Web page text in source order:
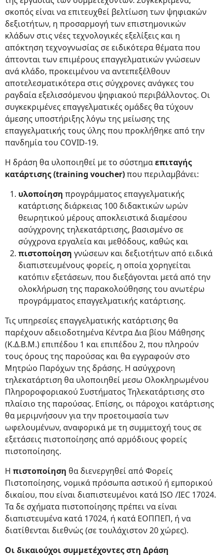
σκοπός είναι να επιτευχθεί βελτίωση των ψηφιακών
δεξιοτήτων, η προσαρμογή των επιστημονικών
κλάδων στις νέες τεχνολογικές εξελίξεις και η
απόκτηση τεχνογνωσίας σε ειδικότερα θέματα που
άπτονται των επιμέρους επαγγελματικών γνώσεων
ανά κλάδο, προκειμένου να αντεπεξέλθουν
αποτελεσματικότερα στις σύγχρονες ανάγκες του
ραγδαία εξελισσόμενου ψηφιακού περιβάλλοντος. Οι
συγκεκριμένες επαγγελματικές ομάδες θα τύχουν
άμεσης υποστήριξης λόγω της μείωσης της
επαγγελματικής τους ύλης που προκλήθηκε από την
πανδημία του COVID-19.
Η δράση θα υλοποιηθεί με το σύστημαεπιταγής
κατάρτισης (training voucher)που περιλαμβάνει:
υλοποίηση προγράμματος επαγγελματικής
κατάρτισης διάρκειας 100 διδακτικών ωρών
θεωρητικού μέρους αποκλειστικά διαμέσου
ασύγχρονης τηλεκατάρτισης, βασισμένο σε
σύγχρονα εργαλεία και μεθόδους, καθώς και
πιστοποίηση γνώσεων και δεξιοτήτων από ειδικά
διαπιστευμένους φορείς, η οποία χορηγείται
κατόπιν εξετάσεων, που διεξάγονται μετά από την
ολοκλήρωση της παρακολούθησης του ανωτέρω
προγράμματος επαγγελματικής κατάρτισης.
Τις υπηρεσίες επαγγελματικής κατάρτισης θα
παρέχουν αδειοδοτημένα Κέντρα Δια βίου Μάθησης
(Κ.Δ.Β.Μ.) επιπέδου 1 και επιπέδου 2, που πληρούν
τους όρους της παρούσας και θα εγγραφούν στο
Μητρώο Παρόχων της δράσης. Η ασύγχρονη
τηλεκατάρτιση θα υλοποιηθεί μεσω Ολοκληρωμένου
Πληροροφοριακού Συστήματος Τηλεκατάρτισης στο
πλαίσιο της παρούσας. Επίσης, οι πάροχοι κατάρτισης
θα μεριμνήσουν για την προετοιμασία των
ωφελουμένων, αναφορικά με τη συμμετοχή τους σε
εξετάσεις πιστοποίησης από αρμόδιους φορείς
πιστοποίησης.
Η πιστοποίηση θα διενεργηθεί από Φορείς
Πιστοποίησης, νομικά πρόσωπα αστικού ή εμπορικού
δικαίου, που είναι διαπιστευμένοι κατά ISO /IEC 17024.
Τα δε σχήματα πιστοποίησης πρέπει να είναι
διαπιστευμένα κατά 17024, ή κατά ΕΟΠΠΕΠ, ή να
διατίθενται διεθνώς (σε τουλάχιστον 20 χώρες).
Οι δικαιούχοι συμμετέχοντες στη Δράση